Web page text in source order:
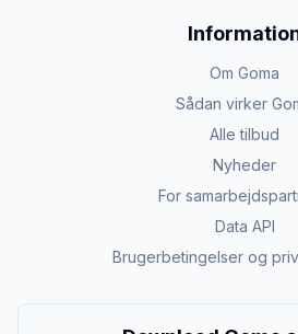
Om Goma
Sådan virker
Alle tilbud
Nyheder
For
Data API
Brugerbetingelser og